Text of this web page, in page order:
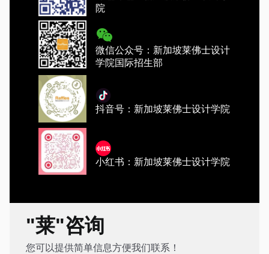
院
微信公众号：新加坡莱佛士设计
学院国际招生部
抖音号：新加坡莱佛士设计学院
小红书：新加坡莱佛士设计学院
"莱"咨询
您可以提供简单信息方便我们联系！